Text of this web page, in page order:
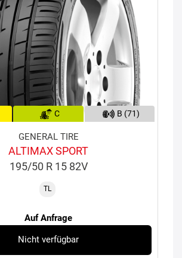
C B (71)
GENERAL TIRE
ALTIMAX SPORT
195/50 R 15 82V
TL
Auf Anfrage
Nicht verfügbar